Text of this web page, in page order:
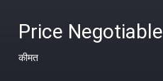
Price Negotiable
कीमत